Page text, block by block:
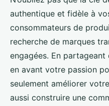
authentique et fidèle à
consommateurs de
recherche de marques
engagées. En
en avant votre passion
seulement améliorer
aussi construire une